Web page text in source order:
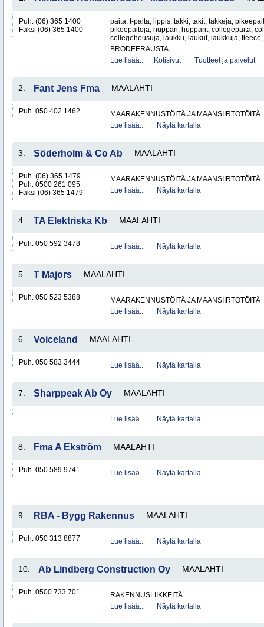
Puh. (06) 365 1400
Faksi (06) 365 1400
paita, t-paita, lippis, takki, takit, takkeja,
pikeepaitoja, huppari, hupparit, collegepaita,
collegehousuja, laukku, laukut, laukkuja,
BRODEERAUSTA
Lue lisää..
Kotisivut Tuotteet ja palvelut
2. Fant Jens Fma MAALAHTI
Puh. 050 402 1462
MAARAKENNUSTÖITÄ JA MAANSIIRTOTÖITÄ
Lue lisää..
Näytä kartalla
3. Söderholm & Co Ab MAALAHTI
Puh. (06) 365 1479
Puh. 0500 261 095
Faksi (06) 365 1479
MAARAKENNUSTÖITÄ JA MAANSIIRTOTÖITÄ
Lue lisää..
Näytä kartalla
4. TA Elektriska Kb MAALAHTI
Puh. 050 592 3478 Lue lisää.. Näytä kartalla
5. T Majors MAALAHTI
Puh. 050 523 5388
MAARAKENNUSTÖITÄ JA MAANSIIRTOTÖITÄ
Lue lisää..
Näytä kartalla
6. Voiceland MAALAHTI
Puh. 050 583 3444 Lue lisää.. Näytä kartalla
7. Sharppeak Ab Oy MAALAHTI
Lue lisää.. Näytä kartalla
8. Fma A Ekström MAALAHTI
Puh. 050 589 9741 Lue lisää.. Näytä kartalla
9. RBA - Bygg Rakennus MAALAHTI
Puh. 050 313 8877 Lue lisää.. Näytä kartalla
10. Ab Lindberg Construction Oy MAALAHTI
Puh. 0500 733 701
RAKENNUSLIIKKEITÄ
Lue lisää..
Näytä kartalla